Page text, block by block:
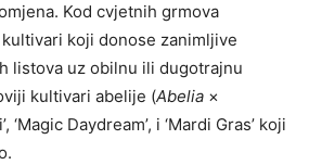
Kod cvjetnih grmova
koji donose zanimljive
listova uz obilnu ili dugotrajnu
kultivari abelije (Abelia ×
‘Magic Daydream’, i ‘Mardi Gras’ koji